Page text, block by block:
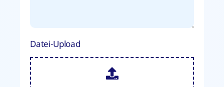
Datei-Upload